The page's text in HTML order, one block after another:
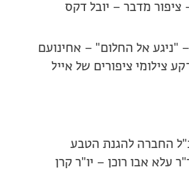
ציפור מדבר – יובל דקס
"ניגע אל החלום" – אחינועם
צילומי ציפורים של אייל
החברה להגנת הטבע
עלא אבו רוכן – יו"ר קרן